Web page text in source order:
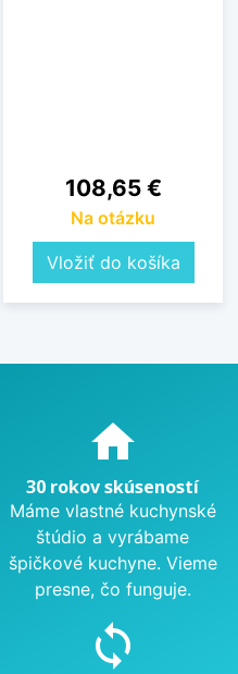
Cena
108,65 €
Na otázku
Vložiť do košíka
home
30 rokov skúseností
Máme vlastné kuchynské
štúdio a vyrábame
špičkové kuchyne. Vieme
presne, čo funguje.
sync